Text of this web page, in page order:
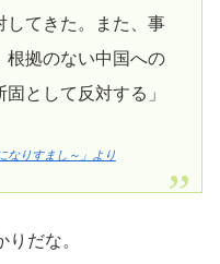
してきた。また、事
根拠のない中国への
として反対する」
なりすまし～」より
だな。